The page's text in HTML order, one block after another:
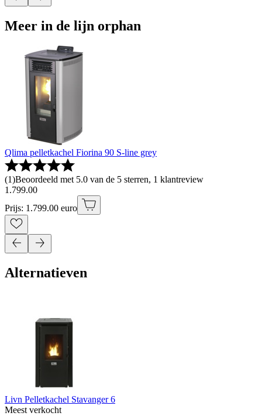
Meer in de lijn orphan
Qlima pelletkachel Fiorina 90 S-line grey
(1)Beoordeeld met 5.0 van de 5 sterren, 1 klantreview
1 .799.00
Prijs: 1.799.00 euro
Alternatieven
Livn Pelletkachel Stavanger 6
Meest verkocht